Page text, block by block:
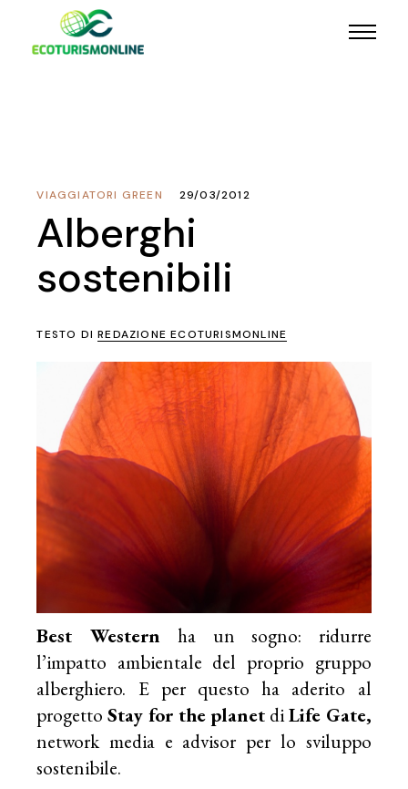
VIAGGIATORI GREEN 29/03/2012
Alberghi
sostenibili
TESTO DIREDAZIONE ECOTURISMONLINE
Best Westernha un sogno: ridurre
l’impatto ambientale del proprio gruppo
alberghiero. E per questo ha aderito al
progettoStay for the planet diLife Gate,
network media e advisor per lo sviluppo
sostenibile.